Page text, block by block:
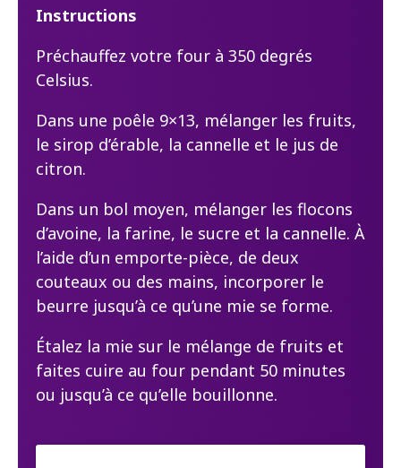
Instructions
Préchauffez votre four à 350 degrés
Celsius.
Dans une poêle 9×13, mélanger les fruits,
le sirop d’érable, la cannelle et le jus de
citron.
Dans un bol moyen, mélanger les flocons
d’avoine, la farine, le sucre et la cannelle. À
l’aide d’un emporte-pièce, de deux
couteaux ou des mains, incorporer le
beurre jusqu’à ce qu’une mie se forme.
Étalez la mie sur le mélange de fruits et
faites cuire au four pendant 50 minutes
ou jusqu’à ce qu’elle bouillonne.